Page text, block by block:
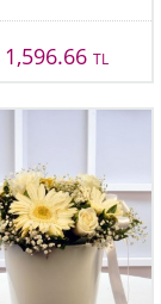
1,596.66TL